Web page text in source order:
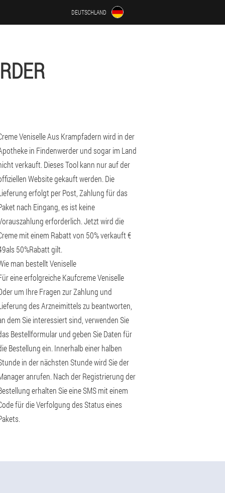
DEUTSCHLAND
Veniselle Aus Krampfadern wird in der
in Findenwerder und sogar im Land
verkauft. Dieses Tool kann nur auf der
Website gekauft werden. Die
erfolgt per Post, Zahlung für das
nach Eingang, es ist keine
erforderlich. Jetzt wird die
mit einem Rabatt von 50% verkauft €
50%Rabatt gilt.
man bestellt Veniselle
eine erfolgreiche Kaufcreme Veniselle
um Ihre Fragen zur Zahlung und
des Arzneimittels zu beantworten,
dem Sie interessiert sind, verwenden Sie
Bestellformular und geben Sie Daten für
Bestellung ein. Innerhalb einer halben
in der nächsten Stunde wird Sie der
anrufen. Nach der Registrierung der
erhalten Sie eine SMS mit einem
für die Verfolgung des Status eines